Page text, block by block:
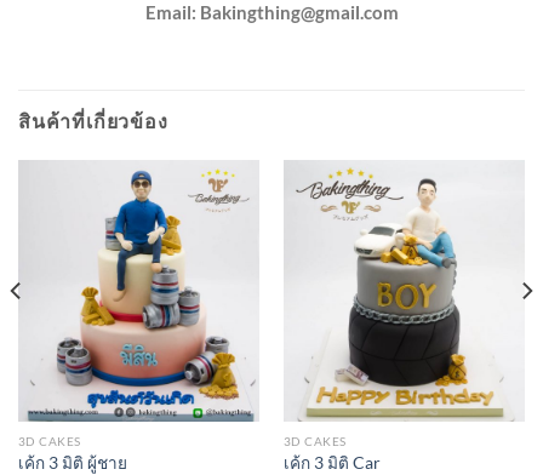
Email: Bakingthing@gmail.com
สินค้าที่เกี่ยวข้อง
3D CAKES
เค้ก 3 มิติ ผู้ชาย
3D CAKES
เค้ก 3 มิติ Car